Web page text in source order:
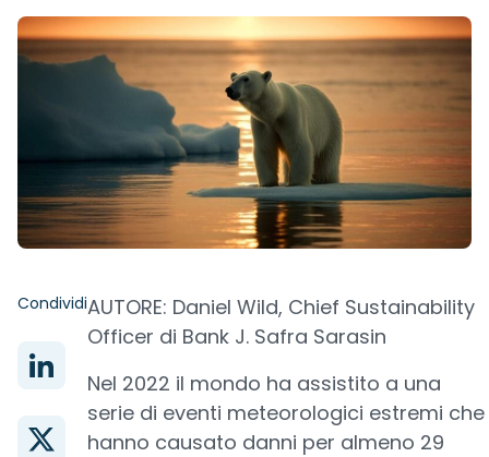
CondividiAUTORE: Daniel Wild, Chief Sustainability
Officer di Bank J. Safra Sarasin
Nel 2022 il mondo ha assistito a una
serie di eventi meteorologici estremi che
hanno causato danni per almeno 29